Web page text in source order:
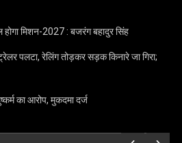
मिशन-2027 : बजरंग बहादुर सिंह
पलटा, रेलिंग तोड़कर सड़क किनारे जा गिरा;
का आरोप, मुकदमा दर्ज